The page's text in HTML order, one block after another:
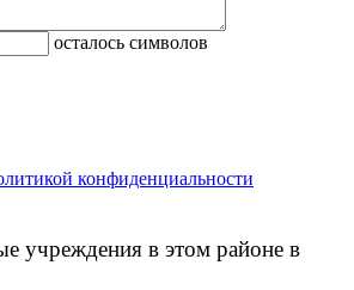
осталось символов
конфиденциальности
учреждения в этом районе в